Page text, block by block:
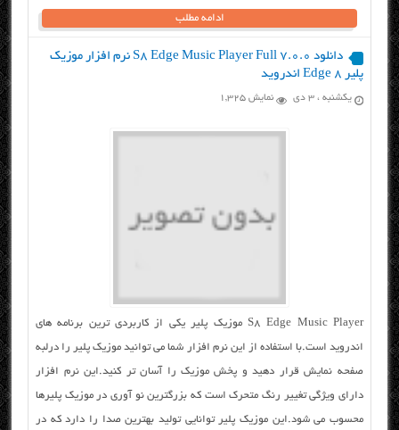
ادامه مطلب
دانلود S8 Edge Music Player Full 7.0.0 نرم افزار موزیک
پلیر ۸ Edge اندروید
یکشنبه ، ۳ دی نمایش 1,325
S8 Edge Music Player موزیک پلیر یکی از کاربردی ترین برنامه های
اندروید است.با استفاده از این نرم افزار شما می توانید موزیک پلیر را درلبه
صفحه نمایش قرار دهید و پخش موزیک را آسان تر کنید.این نرم افزار
دارای ویژگی تغییر رنگ متحرک است که بزرگترین نو آوری در موزیک پلیرها
محسوب می شود.این موزیک پلیر توانایی تولید بهترین صدا را دارد که در